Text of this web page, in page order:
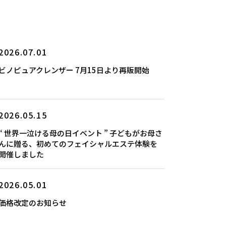
ノピュアクレンザー 7月15日より再販開始
世界一泣ける母の日イベント ” 子どもがお母さ
に贈る、初めてのフェイシャルエステ体験を
催しました
格改定のお知らせ